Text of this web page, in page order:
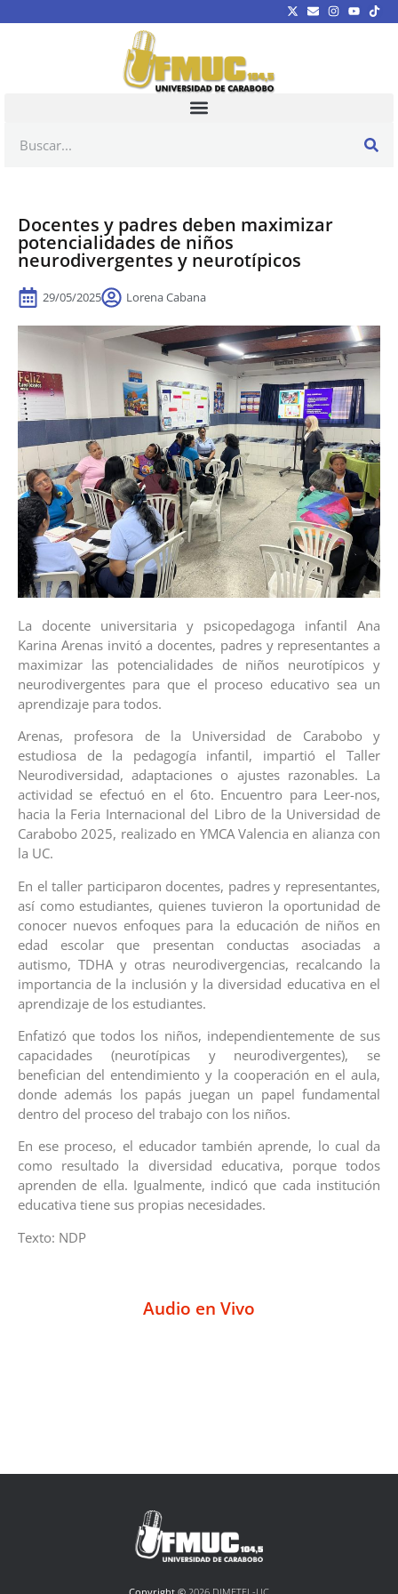
Docentes y padres deben maximizar
potencialidades de niños
neurodivergentes y neurotípicos
29/05/2025 Lorena Cabana
La docente universitaria y psicopedagoga infantil Ana
Karina Arenas invitó a docentes, padres y representantes a
maximizar las potencialidades de niños neurotípicos y
neurodivergentes para que el proceso educativo sea un
aprendizaje para todos.
Arenas, profesora de la Universidad de Carabobo y
estudiosa de la pedagogía infantil, impartió el Taller
Neurodiversidad, adaptaciones o ajustes razonables. La
actividad se efectuó en el 6to. Encuentro para Leer-nos,
hacia la Feria Internacional del Libro de la Universidad de
Carabobo 2025, realizado en YMCA Valencia en alianza con
la UC.
En el taller participaron docentes, padres y representantes,
así como estudiantes, quienes tuvieron la oportunidad de
conocer nuevos enfoques para la educación de niños en
edad escolar que presentan conductas asociadas a
autismo, TDHA y otras neurodivergencias, recalcando la
importancia de la inclusión y la diversidad educativa en el
aprendizaje de los estudiantes.
Enfatizó que todos los niños, independientemente de sus
capacidades (neurotípicas y neurodivergentes), se
benefician del entendimiento y la cooperación en el aula,
donde además los papás juegan un papel fundamental
dentro del proceso del trabajo con los niños.
En ese proceso, el educador también aprende, lo cual da
como resultado la diversidad educativa, porque todos
aprenden de ella. Igualmente, indicó que cada institución
educativa tiene sus propias necesidades.
Texto: NDP
Audio en Vivo